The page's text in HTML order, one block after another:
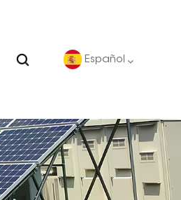
Español
English
Deutsch
español